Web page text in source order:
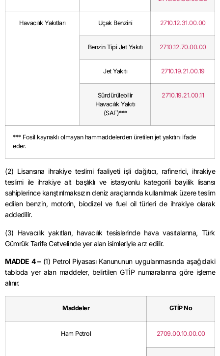
Havacılık Yakıtları Uçak Benzini 2710.12.31.00.00
Benzin Tipi Jet Yakıtı 2710.12.70.00.00
Jet Yakıtı 2710.19.21.00.19
Sürdürülebilir
Havacılık Yakıtı
(SAF)***
2710.19.21.00.11
*** Fosil kaynaklı olmayan hammaddelerden üretilen jet yakıtını ifade
eder.
(2) Lisansına ihrakiye teslimi faaliyeti işli dağıtıcı, rafinerici, ihrakiye
teslimi ile ihrakiye alt başlıklı ve istasyonlu kategorili bayilik lisansı
sahiplerince karıştırılmaksızın deniz araçlarında kullanılmak üzere teslim
edilen benzin, motorin, biodizel ve fuel oil türleri de ihrakiye olarak
addedilir.
(3) Havacılık yakıtları, havacılık tesislerinde hava vasıtalarına, Türk
Gümrük Tarife Cetvelinde yer alan isimleriyle arz edilir.
MADDE 4 –(1) Petrol Piyasası Kanununun uygulanmasında aşağıdaki
tabloda yer alan maddeler, belirtilen GTİP numaralarına göre işleme
alınır.
Maddeler GTİP No
Ham Petrol 2709.00.10.00.00